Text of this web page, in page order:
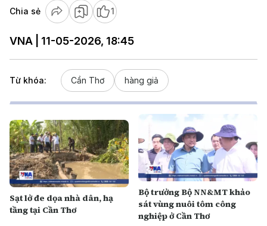
Chia sẻ 1
VNA | 11-05-2026, 18:45
Từ khóa: Cần Thơ hàng giả
Sạt lở đe dọa nhà dân, hạ
tầng tại Cần Thơ
Bộ trưởng Bộ NN&MT khảo
sát vùng nuôi tôm công
nghiệp ở Cần Thơ